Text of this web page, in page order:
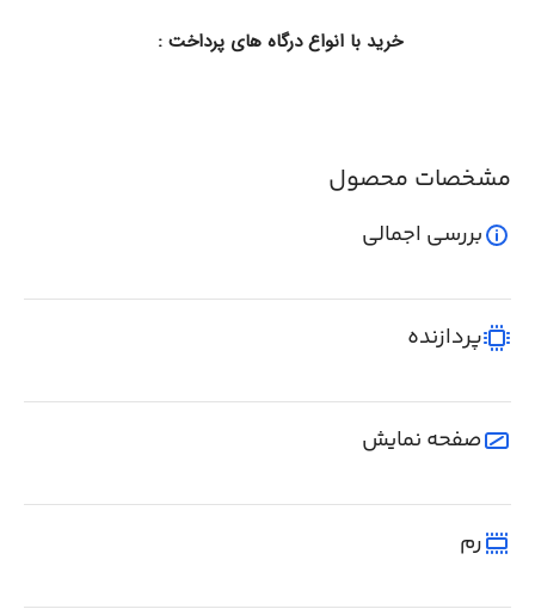
خرید با انواع درگاه های پرداخت :
مشخصات محصول
بررسی اجمالی
پردازنده
صفحه نمایش
رم